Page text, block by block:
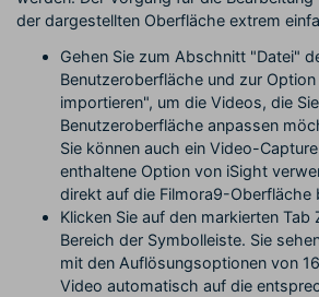
der dargestellten Oberfläche extrem
Gehen Sie zum Abschnitt "Datei"
Benutzeroberfläche und zur
importieren", um die Videos, die
Benutzeroberfläche anpassen
Sie können auch ein Video-
enthaltene Option von iSight
direkt auf die Filmora9-Oberfläche
Klicken Sie auf den markierten Tab
Bereich der Symbolleiste. Sie
mit den Auflösungsoptionen von
Video automatisch auf die